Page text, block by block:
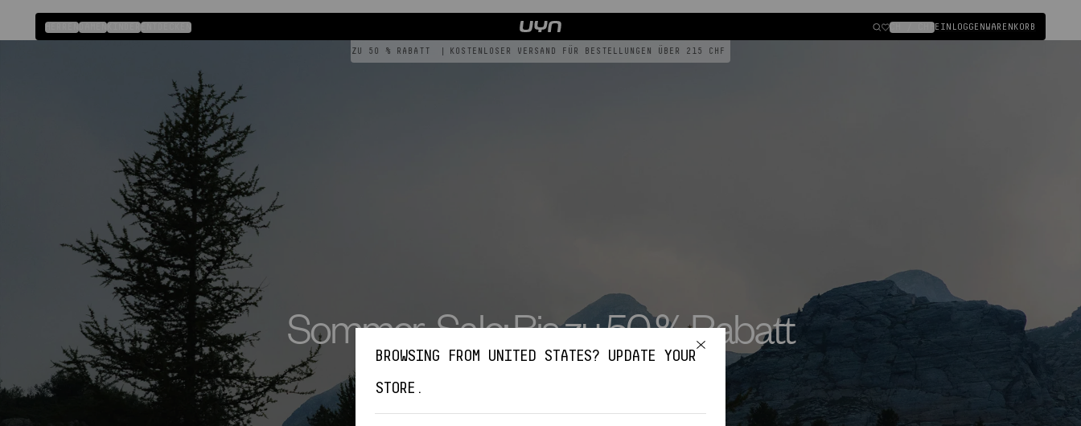
zum
Inhalt
BROWSING FROM UNITED STATES? UPDATE YOUR
STORE.
HERRENDAMENKINDERENTDECKEN CH / CHFEINLOGGEN
Einloggen
WARENKORB
SOMMER-SALE: BIS ZU 50 % RABATT | KOSTENLOSER VERSAND FÜR BESTELLUNGEN ÜBER 215 CHF | KOSTENLOSE RÜCKSENDUNG
Sommer-Sale: Bis zu 50 % Rabatt